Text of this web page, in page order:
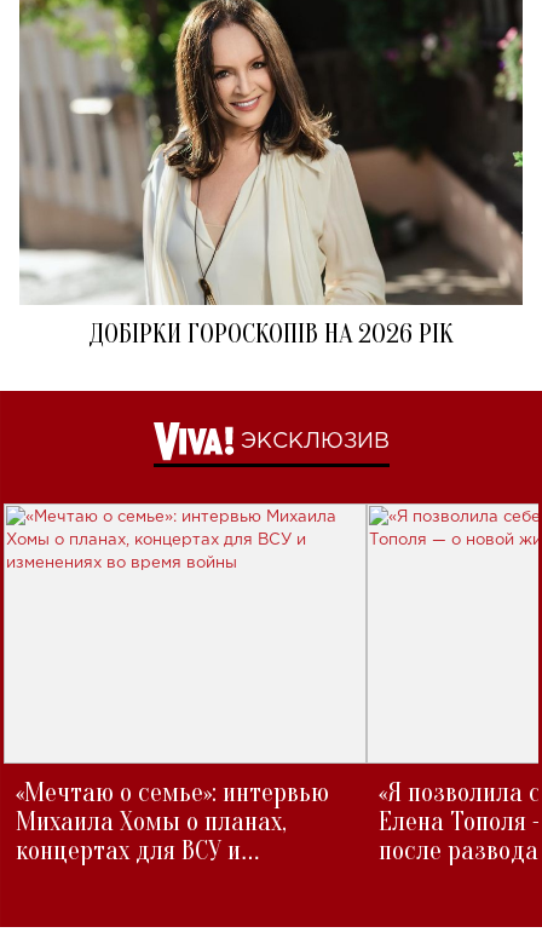
ДОБІРКИ ГОРОСКОПІВ НА 2026 РІК
ЭКСКЛЮЗИВ
«Мечтаю о семье»: интервью
Михаила Хомы о планах,
концертах для ВСУ и
«Я позволила
Елена Тополя
после развода